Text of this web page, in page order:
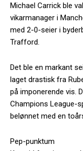
Michael Carrick ble
vikarmanager i
med 2-0-seier i
Trafford.
Det ble en markant
laget drastisk fra
på imponerende vis.
Champions League-
belønnet med en
Pep-punktum